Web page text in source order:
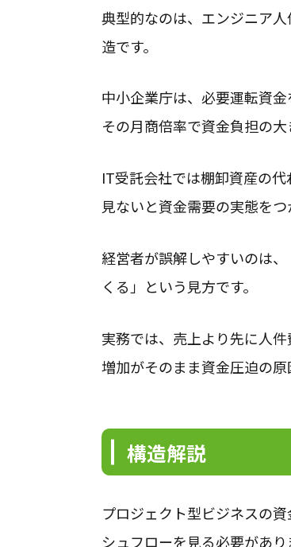
典型的なのは、エンジニア
造です。
中小企業庁は、必要運転資
その月商倍率で資金負担の大
IT受託会社では棚卸資産の
見ないと資金需要の実態をつ
経営者が誤解しやすいのは
くる」という見方です。
実務では、売上より先に人
増加がそのまま資金圧迫の原
構造解説
プロジェクト型ビジネスの
シュフローを見る必要があり